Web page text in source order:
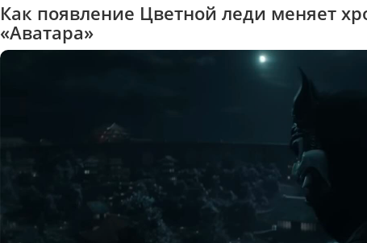
Как появление Цветной леди меняет
«Аватара»